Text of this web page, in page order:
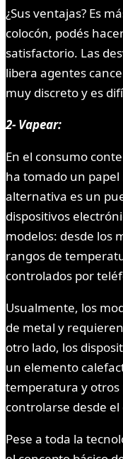
¿Sus ventajas? Es
colocón, podés
satisfactorio. Las
libera agentes
muy discreto y es
2- Vapear:
En el consumo
ha tomado un
alternativa es un
dispositivos
modelos: desde los
rangos de
controlados por
Usualmente, los
de metal y
otro lado, los
un elemento
temperatura y
controlarse desde el
Pese a toda la